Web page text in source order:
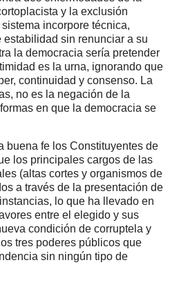
y la exclusión
incorpore técnica,
sin renunciar a su
la democracia sería pretender
es la urna, ignorando que
continuidad y consenso. La
no es la negación de la
en que la democracia se
buena fe los Constituyentes de
los principales cargos de las
(altas cortes y organismos de
a través de la presentación de
lo que ha llevado en
entre el elegido y sus
condición de corruptela y
tres poderes públicos que
sin ningún tipo de